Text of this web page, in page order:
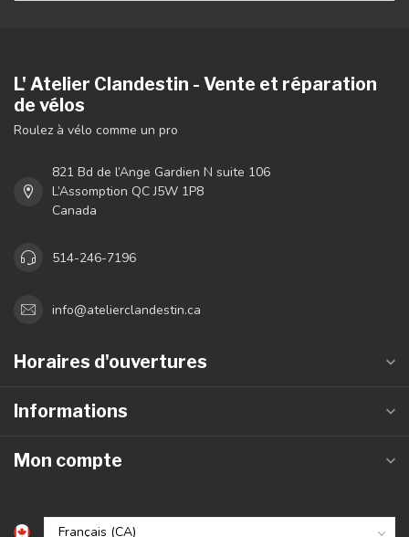
L' Atelier Clandestin - Vente et réparation
de vélos
Roulez à vélo comme un pro
821 Bd de l’Ange Gardien N suite 106
L’Assomption QC J5W 1P8
Canada
514-246-7196
info@atelierclandestin.ca
Horaires d'ouvertures
Informations
Mon compte